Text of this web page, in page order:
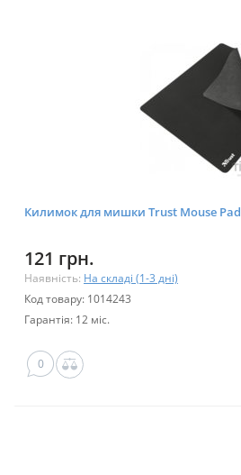
Килимок для мишки Trust Mouse Pad
121 грн.
Наявність: На складі (1-3 дні)
Код товару: 1014243
Гарантія: 12 міс.
0